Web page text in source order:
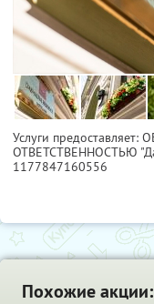
Услуги
ОТВЕТСТВЕННОСТЬЮ
1177847160556
Похожие акции: